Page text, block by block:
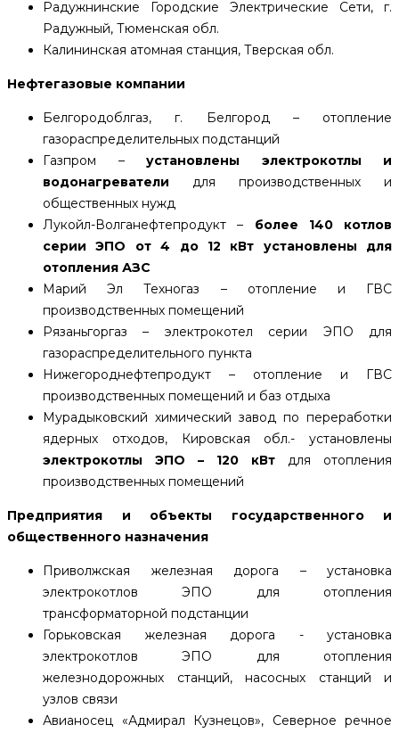
Радужнинские Городские Электрические Сети, г.
Радужный, Тюменская обл.
Калининская атомная станция, Тверская обл.
Нефтегазовые компании
Белгородоблгаз, г. Белгород – отопление
газораспределительных подстанций
Газпром – установлены электрокотлы и
водонагреватели для производственных и
общественных нужд
Лукойл-Волганефтепродукт – более 140 котлов
серии ЭПО от 4 до 12 кВт установлены для
отопления АЗС
Марий Эл Техногаз – отопление и ГВС
производственных помещений
Рязаньгоргаз – электрокотел серии ЭПО для
газораспределительного пункта
Нижегороднефтепродукт – отопление и ГВС
производственных помещений и баз отдыха
Мурадыковский химический завод по переработки
ядерных отходов, Кировская обл.- установлены
электрокотлы ЭПО – 120 кВт для отопления
производственных помещений
Предприятия и объекты государственного и
общественного назначения
Приволжская железная дорога – установка
электрокотлов ЭПО для отопления
трансформаторной подстанции
Горьковская железная дорога - установка
электрокотлов ЭПО для отопления
железнодорожных станций, насосных станций и
узлов связи
Авианосец «Адмирал Кузнецов», Северное речное